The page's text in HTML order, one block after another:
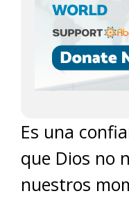
Es una
que Dios no
nuestros